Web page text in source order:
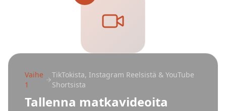
Vaihe
1
TikTokista, Instagram Reelsistä & YouTube
Shortsista
Tallenna matkavideoita